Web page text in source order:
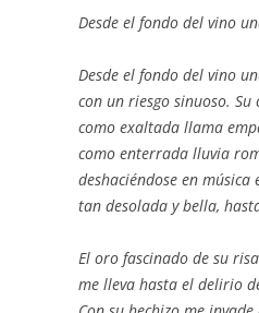
Desde el fondo del vino
Desde el fondo del vino
con un riesgo sinuoso.
como exaltada llama
como enterrada lluvia
deshaciéndose en música
tan desolada y bella,
El oro fascinado de su risa
me lleva hasta el delirio